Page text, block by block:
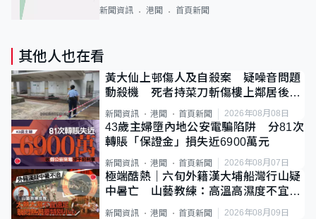
新聞資訊 港聞 首頁新聞
其他人也在看
黃大仙上邨傷人及自殺案 疑噪音問題
動殺機 死者持菜刀斬傷樓上鄰居後墮
斃
新聞資訊 港聞 首頁新聞 2026年08月08日
43歲主婦墮內地公安電騙陷阱 分81次
轉賬「保證金」損失近6900萬元
新聞資訊 港聞 首頁新聞 2026年08月07日
極端酷熱｜六旬外籍漢大埔船灣行山疑
中暑亡 山藝教練：高溫高濕度不宜遠
新聞資訊 港聞 首頁新聞 2026年08月09日